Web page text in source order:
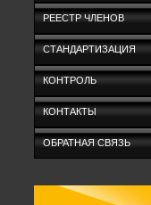
РЕЕСТР ЧЛЕНОВ
СТАНДАРТИЗАЦИЯ
КОНТРОЛЬ
КОНТАКТЫ
ОБРАТНАЯ СВЯЗЬ